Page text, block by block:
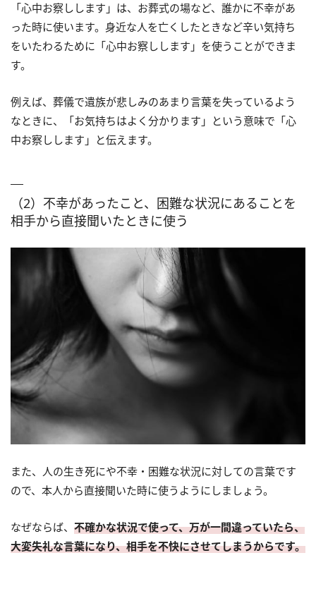
「心中お察しします」は、お葬式の場など、誰かに不幸があ
った時に使います。身近な人を亡くしたときなど辛い気持ち
をいたわるために「心中お察しします」を使うことができま
す。
例えば、葬儀で遺族が悲しみのあまり言葉を失っているよう
なときに、「お気持ちはよく分かります」という意味で「心
中お察しします」と伝えます。
（2）不幸があったこと、困難な状況にあることを
相手から直接聞いたときに使う
また、人の生き死にや不幸・困難な状況に対しての言葉です
ので、本人から直接聞いた時に使うようにしましょう。
なぜならば、 不確かな状況で使って、万が一間違っていたら、
大変失礼な言葉になり、相手を不快にさせてしまうからです。